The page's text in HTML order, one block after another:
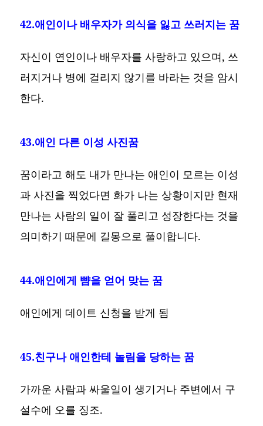
42.애인이나 배우자가 의식을 잃고 쓰러지는 꿈
자신이 연인이나 배우자를 사랑하고 있으며, 쓰
러지거나 병에 걸리지 않기를 바라는 것을 암시
한다.
43.애인 다른 이성 사진꿈
꿈이라고 해도 내가 만나는 애인이 모르는 이성
과 사진을 찍었다면 화가 나는 상황이지만 현재
만나는 사람의 일이 잘 풀리고 성장한다는 것을
의미하기 때문에 길몽으로 풀이합니다.
44.애인에게 뺨을 얻어 맞는 꿈
애인에게 데이트 신청을 받게 됨
45.친구나 애인한테 놀림을 당하는 꿈
가까운 사람과 싸울일이 생기거나 주변에서 구
설수에 오를 징조.